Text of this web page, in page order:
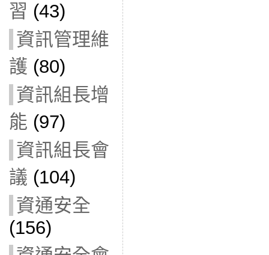
習 (43)
資訊管理維
護 (80)
資訊組長增
能 (97)
資訊組長會
議 (104)
資通安全
(156)